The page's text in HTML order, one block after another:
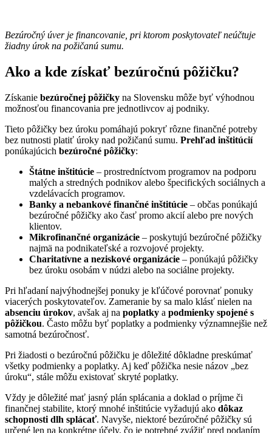
Bezúročný úver je financovanie, pri ktorom poskytovateľ neúčtuje
žiadny úrok na požičanú sumu.
Ako a kde získať bezúročnú pôžičku?
Získanie bezúročnej pôžičky na Slovensku môže byť výhodnou
možnosťou financovania pre jednotlivcov aj podniky.
Tieto pôžičky bez úroku pomáhajú pokryť rôzne finančné potreby
bez nutnosti platiť úroky nad požičanú sumu. Prehľad inštitúcií
ponúkajúcich bezúročné pôžičky:
Štátne inštitúcie – prostredníctvom programov na podporu
malých a stredných podnikov alebo špecifických sociálnych a
vzdelávacích programov.
Banky a nebankové finančné inštitúcie – občas ponúkajú
bezúročné pôžičky ako časť promo akcií alebo pre nových
klientov.
Mikrofinančné organizácie – poskytujú bezúročné pôžičky
najmä na podnikateľské a rozvojové projekty.
Charitatívne a neziskové organizácie – ponúkajú pôžičky
bez úroku osobám v núdzi alebo na sociálne projekty.
Pri hľadaní najvýhodnejšej ponuky je kľúčové porovnať ponuky
viacerých poskytovateľov. Zameranie by sa malo klásť nielen na
absenciu úrokov, avšak aj na poplatky a podmienky spojené s
pôžičkou. Často môžu byť poplatky a podmienky významnejšie než
samotná bezúročnosť.
Pri žiadosti o bezúročnú pôžičku je dôležité dôkladne preskúmať
všetky podmienky a poplatky. Aj keď pôžička nesie názov „bez
úroku“, stále môžu existovať skryté poplatky.
Vždy je dôležité mať jasný plán splácania a doklad o príjme či
finančnej stabilite, ktorý mnohé inštitúcie vyžadujú ako dôkaz
schopnosti dlh splácať. Navyše, niektoré bezúročné pôžičky sú
určené len na konkrétne účely, čo je potrebné zvážiť pred podaním